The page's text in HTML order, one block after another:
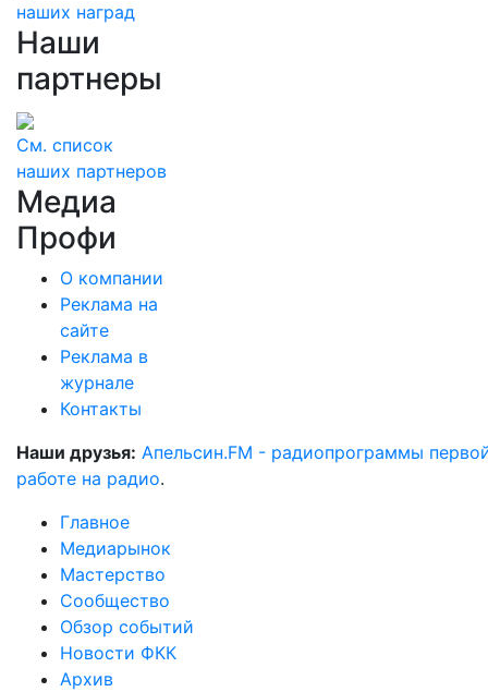
наших наград
Наши
партнеры
См. список
наших партнеров
Медиа
Профи
О компании
Реклама на
сайте
Реклама в
журнале
Контакты
Наши друзья: Апельсин.FM - радиопрограммы
работе на радио.
Главное
Медиарынок
Мастерство
Сообщество
Обзор событий
Новости ФКК
Архив